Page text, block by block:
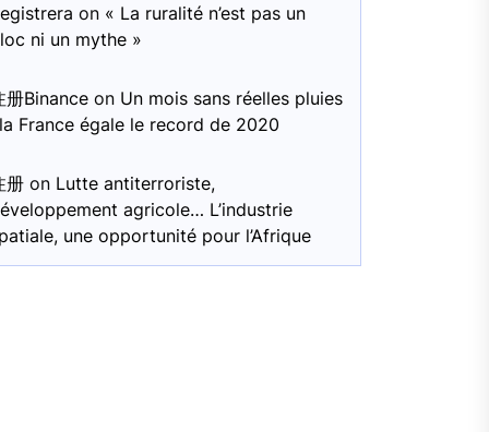
on « La ruralité n’est pas un
ni un mythe »
册Binance on Un mois sans réelles pluies
France égale le record de 2020
册 on Lutte antiterroriste,
agricole… L’industrie
une opportunité pour l’Afrique